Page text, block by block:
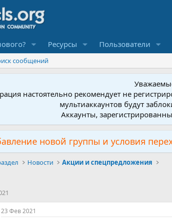
Ресурсы Пользователи
сообщений
настоятельно рекомендует не
мультиаккаунтов будут
Аккаунты,
новой группы и условия
Новости Акции и спецпредложения
23 Фев 2021